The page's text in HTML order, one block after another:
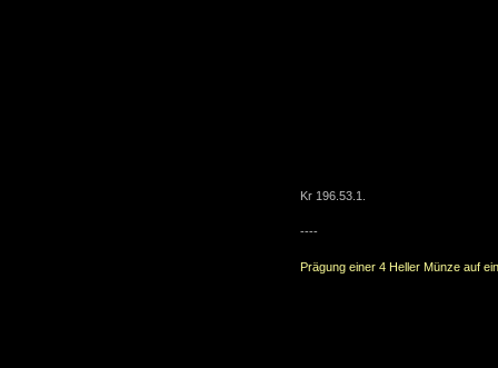
Kr 196.53.1.
----
Prägung einer 4 Heller Münze auf